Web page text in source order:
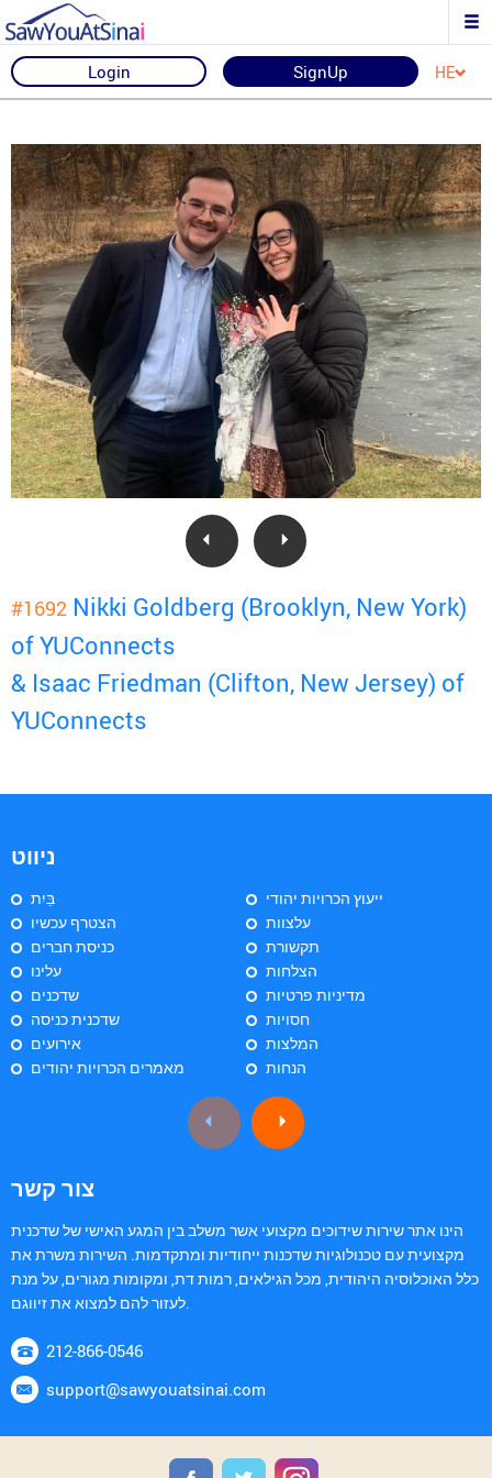
Login SignUp HE
#1692 Nikki Goldberg (Brooklyn, New York)
of YUConnects
& Isaac Friedman (Clifton, New Jersey) of
YUConnects
ניווט
בַּיִת
הצטרף עכשיו
כניסת חברים
עלינו
שדכנים
שדכנית כניסה
אירועים
מאמרים הכרויות יהודים
ייעוץ הכרויות יהודי
עלצוות
תקשורת
הצלחות
מדיניות פרטיות
חסויות
המלצות
הנחות
צור קשר
הינו אתר שירות שידוכים מקצועי אשר משלב בין המגע האישי של שדכנית
מקצועית עם טכנולוגיות שדכנות ייחודיות ומתקדמות. השירות משרת את
כלל האוכלוסיה היהודית, מכל הגילאים, רמות דת, ומקומות מגורים, על מנת
לעזור להם למצוא את זיווגם.
212-866-0546
support@sawyouatsinai.com